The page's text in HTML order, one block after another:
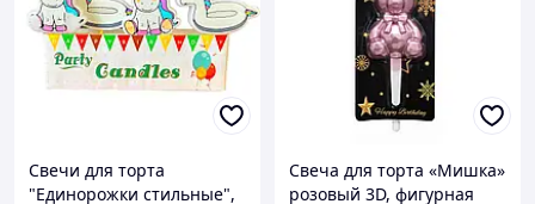
Свечи для торта
"Единорожки стильные",
Свеча для торта «Мишка»
розовый 3D, фигурная